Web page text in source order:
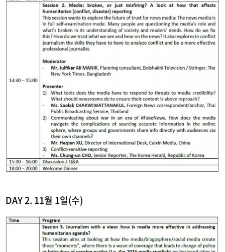
DAY 2. 11월 1일(수)